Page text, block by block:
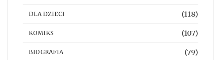
DLA DZIECI (118)
KOMIKS (107)
BIOGRAFIA (79)